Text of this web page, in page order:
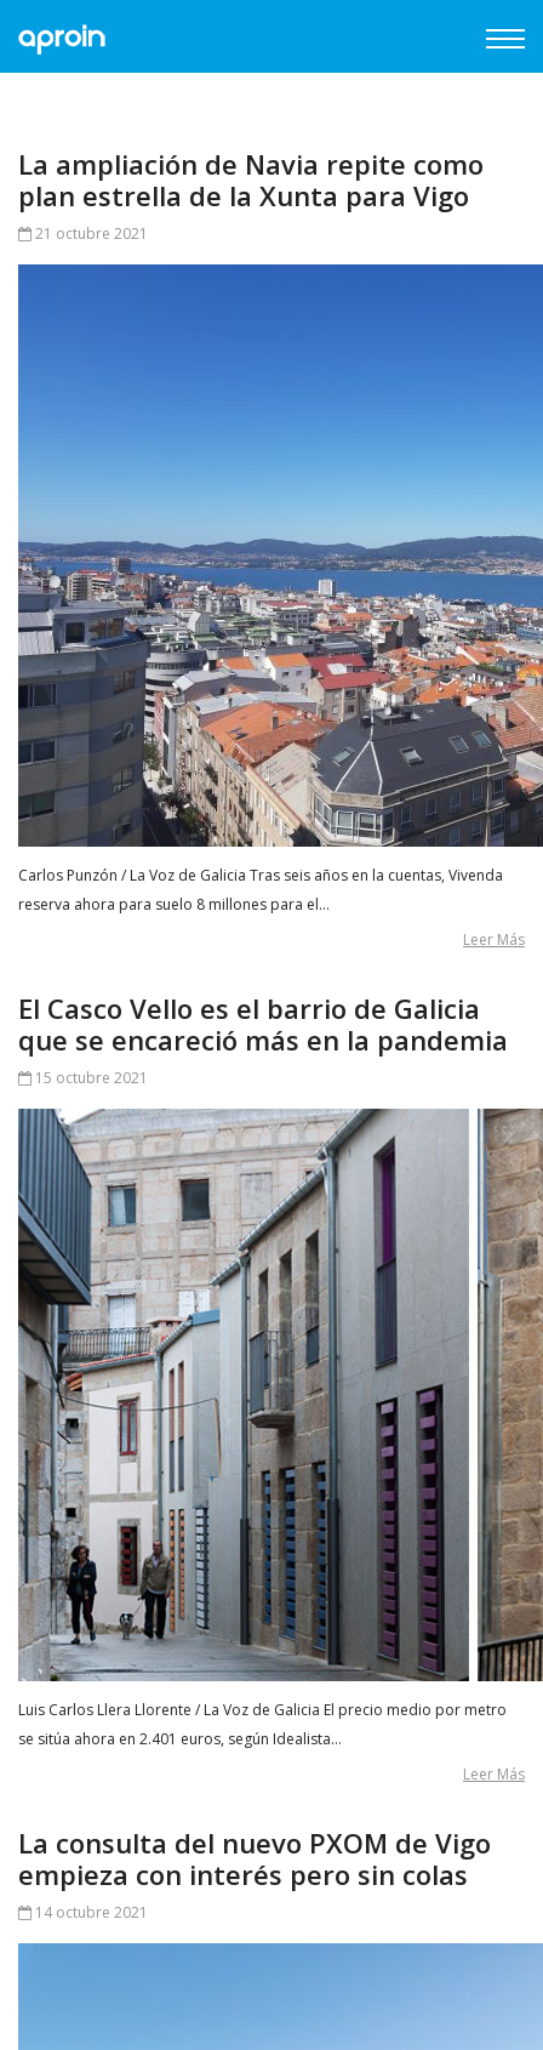
La ampliación de Navia repite como
plan estrella de la Xunta para Vigo
21 octubre 2021
Carlos Punzón / La Voz de Galicia Tras seis años en la cuentas, Vivenda
reserva ahora para suelo 8 millones para el…
Leer Más
El Casco Vello es el barrio de Galicia
que se encareció más en la pandemia
15 octubre 2021
Luis Carlos Llera Llorente / La Voz de Galicia El precio medio por metro
se sitúa ahora en 2.401 euros, según Idealista…
Leer Más
La consulta del nuevo PXOM de Vigo
empieza con interés pero sin colas
14 octubre 2021